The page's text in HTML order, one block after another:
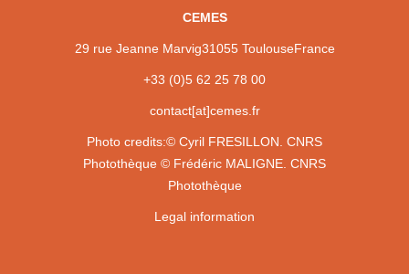
CEMES
29 rue Jeanne Marvig31055 ToulouseFrance
+33 (0)5 62 25 78 00
contact[at]cemes.fr
Photo credits:© Cyril FRESILLON. CNRS
Photothèque © Frédéric MALIGNE. CNRS
Photothèque
Legal information